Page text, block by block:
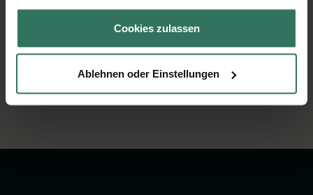
gesammelt haben.
Cookies zulassen
Ablehnen oder Einstellungen
94078 Freyung